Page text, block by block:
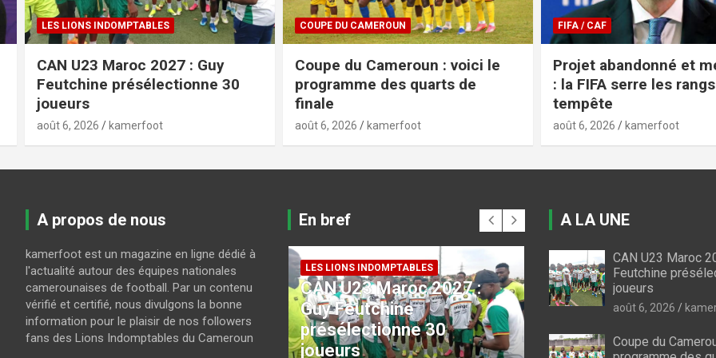
COUPE DU CAMEROUN
Coupe du Cameroun : voici le
programme des quarts de
finale
août 6, 2026 kamerfoot
FIFA / CAF
Projet abandonné et mea-culpa
: la FIFA serre les rangs après la
tempête
août 6, 2026 kamerfoot
COUPE DU CAMEROUN
Coupe du Cameroun
Aigle Royal brise le
Rizière FC
août 5, 2026 kamerfoot
A propos de nous
kamerfoot est un magazine en ligne dédié à
l'actualité autour des équipes nationales
camerounaises de football. Par un contenu
vérifié et certifié, nous divulgons la bonne
information pour le plaisir de nos followers
fans des Lions Indomptables du Cameroun
En bref
LES LIONS INDOMPTABLES
CAN U23 Maroc 2027 :
Guy Feutchine
présélectionne 30
COUPE DU CAMEROUN
Coupe du Cameroun : voici
le programme des quarts
de finale
FIFA / CAF
Projet abandonné et
culpa : la FIFA serre
rangs après la
A LA UNE
CAN U23 Maroc
Feutchine
joueurs
août 6, 2026
Coupe du